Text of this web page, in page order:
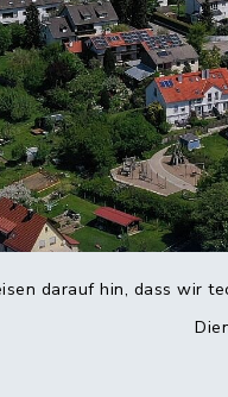
darauf hin, dass wir